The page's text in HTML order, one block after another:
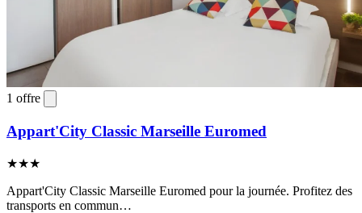
1 offre
Appart'City Classic Marseille Euromed
★★★
Appart'City Classic Marseille Euromed pour la journée. Profitez des
transports en commun…